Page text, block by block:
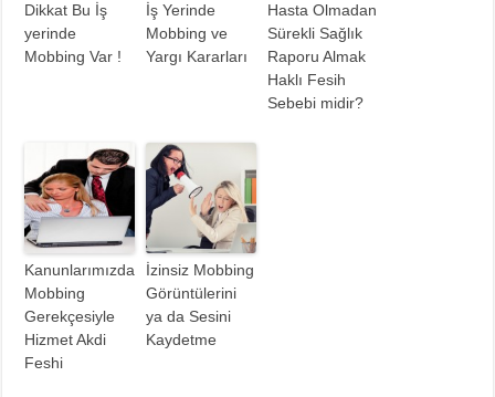
Dikkat Bu İş
yerinde
Mobbing Var !
İş Yerinde
Mobbing ve
Yargı Kararları
Hasta Olmadan
Sürekli Sağlık
Raporu Almak
Haklı Fesih
Sebebi midir?
Kanunlarımızda
Mobbing
Gerekçesiyle
Hizmet Akdi
Feshi
İzinsiz Mobbing
Görüntülerini
ya da Sesini
Kaydetme